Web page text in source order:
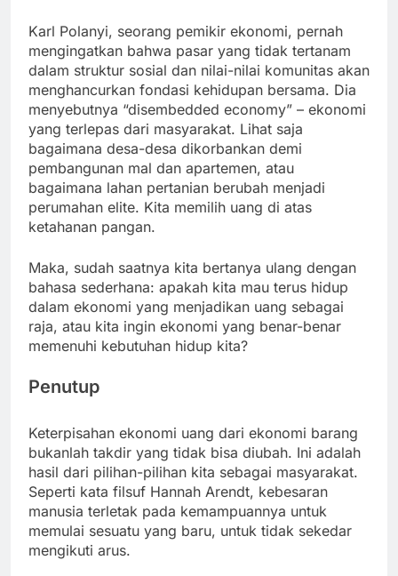
Karl Polanyi, seorang pemikir ekonomi, pernah
mengingatkan bahwa pasar yang tidak tertanam
dalam struktur sosial dan nilai-nilai komunitas akan
menghancurkan fondasi kehidupan bersama. Dia
menyebutnya “disembedded economy” – ekonomi
yang terlepas dari masyarakat. Lihat saja
bagaimana desa-desa dikorbankan demi
pembangunan mal dan apartemen, atau
bagaimana lahan pertanian berubah menjadi
perumahan elite. Kita memilih uang di atas
ketahanan pangan.
Maka, sudah saatnya kita bertanya ulang dengan
bahasa sederhana: apakah kita mau terus hidup
dalam ekonomi yang menjadikan uang sebagai
raja, atau kita ingin ekonomi yang benar-benar
memenuhi kebutuhan hidup kita?
Penutup
Keterpisahan ekonomi uang dari ekonomi barang
bukanlah takdir yang tidak bisa diubah. Ini adalah
hasil dari pilihan-pilihan kita sebagai masyarakat.
Seperti kata filsuf Hannah Arendt, kebesaran
manusia terletak pada kemampuannya untuk
memulai sesuatu yang baru, untuk tidak sekedar
mengikuti arus.